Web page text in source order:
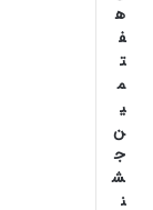
ه
ف
ت
م
ی
ن
ج
ش
ن